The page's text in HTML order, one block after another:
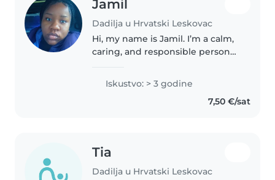
Jamil
Dadilja u Hrvatski Leskovac
Hi, my name is Jamil. I’m a calm,
caring, and responsible person
children of different ages. I have
taken care of other kids in the
Iskustvo: > 3 godine
7,50 €/sat
Tia
Dadilja u Hrvatski Leskovac